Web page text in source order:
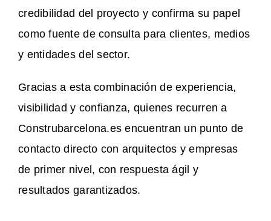
credibilidad del proyecto y confirma su papel
como fuente de consulta para clientes, medios
y entidades del sector.
Gracias a esta combinación de experiencia,
visibilidad y confianza, quienes recurren a
Construbarcelona.es encuentran un punto de
contacto directo con arquitectos y empresas
de primer nivel, con respuesta ágil y
resultados garantizados.